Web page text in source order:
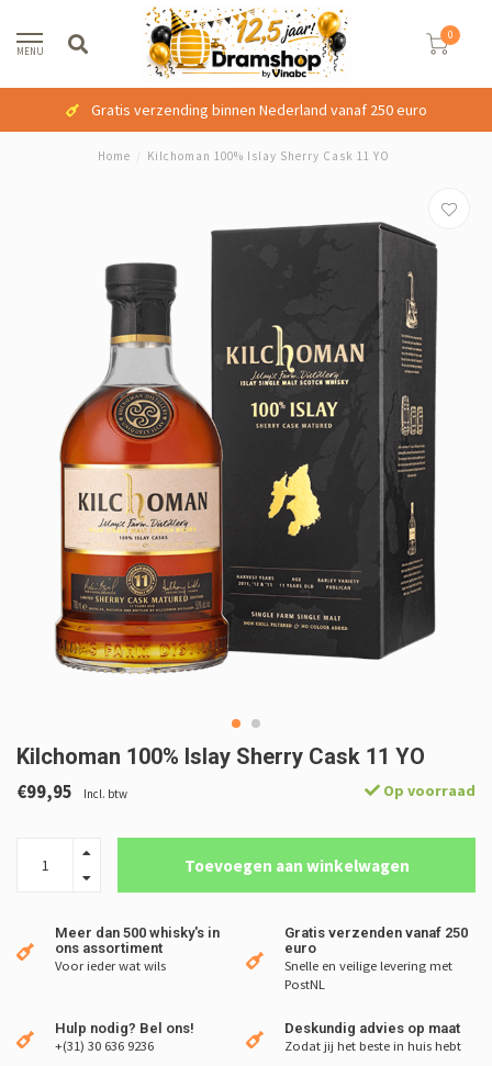
MENU
0
Gratis verzending binnen Nederland vanaf 250 euro
Home Kilchoman 100% Islay Sherry Cask 11 YO
Kilchoman 100% Islay Sherry Cask 11 YO
€99,95 Incl. btw Op voorraad
Toevoegen aan winkelwagen
Meer dan 500 whisky's in
ons assortiment
Voor ieder wat wils
Gratis verzenden vanaf 250
euro
Snelle en veilige levering met
PostNL
Hulp nodig? Bel ons!
+(31) 30 636 9236
Deskundig advies op maat
Zodat jij het beste in huis hebt